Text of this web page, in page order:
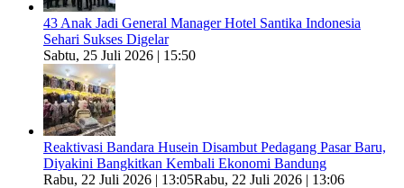
43 Anak Jadi General Manager Hotel Santika Indonesia
Sehari Sukses Digelar
Sabtu, 25 Juli 2026 | 15:50
Reaktivasi Bandara Husein Disambut Pedagang Pasar Baru,
Diyakini Bangkitkan Kembali Ekonomi Bandung
Rabu, 22 Juli 2026 | 13:05Rabu, 22 Juli 2026 | 13:06